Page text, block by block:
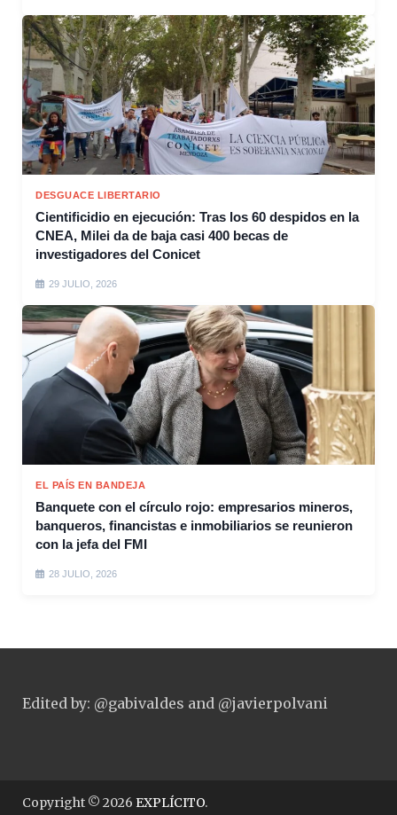
DESGUACE LIBERTARIO
Cientificidio en ejecución: Tras los 60 despidos en la
CNEA, Milei da de baja casi 400 becas de
investigadores del Conicet
29 JULIO, 2026
EL PAÍS EN BANDEJA
Banquete con el círculo rojo: empresarios mineros,
banqueros, financistas e inmobiliarios se reunieron
con la jefa del FMI
28 JULIO, 2026
Edited by: @gabivaldes and @javierpolvani
Copyright © 2026 EXPLÍCITO.